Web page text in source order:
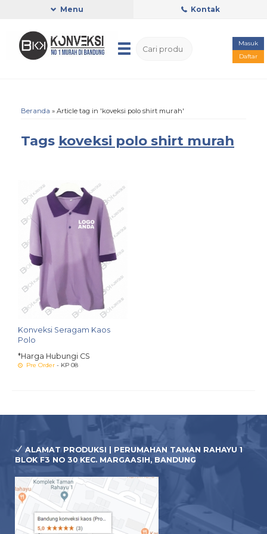
Menu Kontak
Masuk
Daftar
Beranda » Article tag in 'koveksi polo shirt murah'
Tags koveksi polo shirt murah
Konveksi Seragam Kaos
Polo
*Harga Hubungi CS
Pre Order - KP 08
ALAMAT PRODUKSI | PERUMAHAN TAMAN RAHAYU 1
BLOK F3 NO 30 KEC. MARGAASIH, BANDUNG